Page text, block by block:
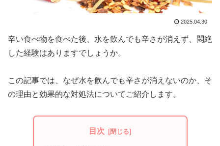
2025.04.30
辛い食べ物を食べた後、水を飲んでも辛さが消えず、悶絶
した経験はありますでしょうか。
この記事では、なぜ水を飲んでも辛さが消えないのか、そ
の理由と効果的な対処法についてご紹介します。
目次